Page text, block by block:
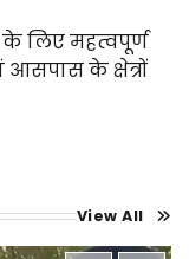
लिए महत्वपूर्ण
के क्षेत्रों
View All